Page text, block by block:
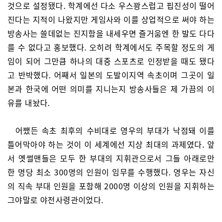
것으로 설정됐다. 학계에선 다소 우스꽝스럽고 핍진성이 떨어
진다는 지적이 나왔지만 게임사와 이를 상업적으로 써야 하는
방송사는 쓸데없는 진지함을 내세우면 즐거움엔 한 발도 다다
를 수 없다고 홍보했다. 오히려 학계에서도 주목할 정도의 게
임이 되어 그만큼 하나의 대중 스포츠로 인정받을 때도 됐다
고 반박했다. 어째서 일본의 도발이지역 속초이며 그곳이 일
본과 한국에 어떤 의미를 지니는지 방송사들은 제 가끔의 이
유를 내놨다.
어쨌든 속초 최후의 수비대로 영우의 부대가 낙점돼 이를
틀어막아야 하는 것이 이 세계에선 지상 최대의 과제였다. 앞
서 옛썰맨들은 모두 한 부대의 지휘관으로서 그들 아래로만
한 명당 최소 300명의 인원이 임무를 수행했다. 영우는 자신
의 직속 부대 인원을 포함해 2000명 이상의 인원을 지휘하는
그야말로 야전사령관이었다.